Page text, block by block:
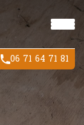
06 71 64 71 81